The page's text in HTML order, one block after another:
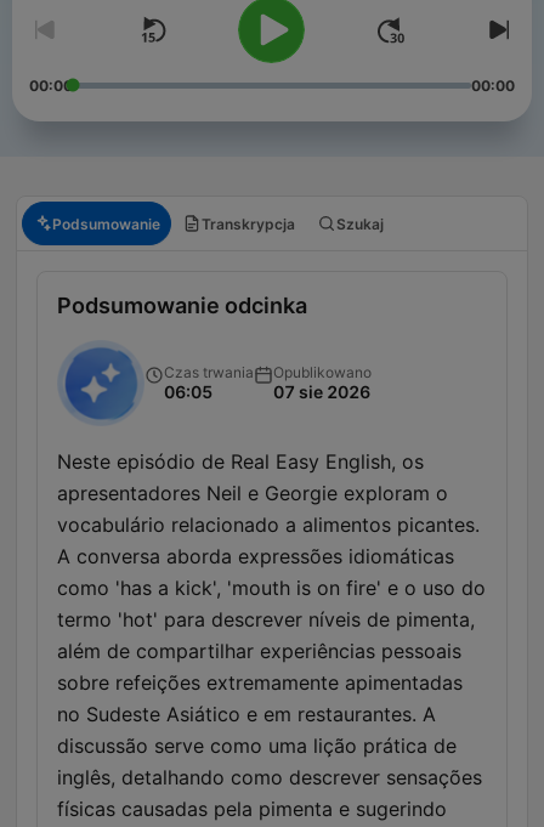
00:00 00:00
Podsumowanie Transkrypcja Szukaj
Podsumowanie odcinka
Czas trwania
06:05
Opublikowano
07 sie 2026
Neste episódio de Real Easy English, os
apresentadores Neil e Georgie exploram o
vocabulário relacionado a alimentos picantes.
A conversa aborda expressões idiomáticas
como 'has a kick', 'mouth is on fire' e o uso do
termo 'hot' para descrever níveis de pimenta,
além de compartilhar experiências pessoais
sobre refeições extremamente apimentadas
no Sudeste Asiático e em restaurantes. A
discussão serve como uma lição prática de
inglês, detalhando como descrever sensações
físicas causadas pela pimenta e sugerindo